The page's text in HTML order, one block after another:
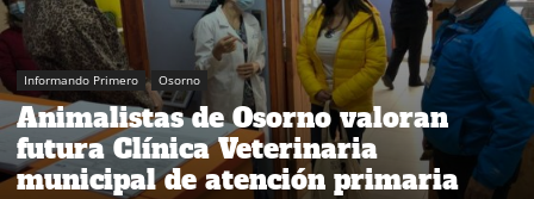
Informando Primero Osorno
Animalistas de Osorno valoran
futura Clínica Veterinaria
municipal de atención primaria